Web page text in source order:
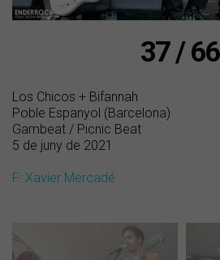
37 / 66
Los Chicos + Bifannah
Poble Espanyol (Barcelona)
Gambeat / Picnic Beat
5 de juny de 2021
F: Xavier Mercadé